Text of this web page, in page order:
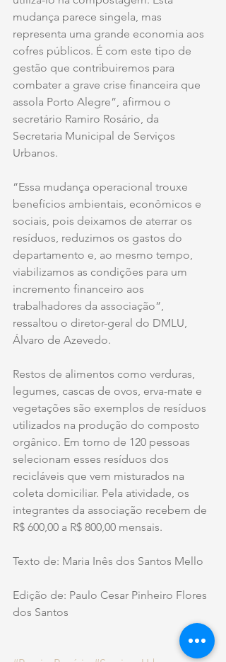
mudança parece singela, mas
representa uma grande economia aos
cofres públicos. É com este tipo de
gestão que contribuiremos para
combater a grave crise financeira que
assola Porto Alegre”, afirmou o
secretário Ramiro Rosário, da
Secretaria Municipal de Serviços
Urbanos.
“Essa mudança operacional trouxe
benefícios ambientais, econômicos e
sociais, pois deixamos de aterrar os
resíduos, reduzimos os gastos do
departamento e, ao mesmo tempo,
viabilizamos as condições para um
incremento financeiro aos
trabalhadores da associação”,
ressaltou o diretor-geral do DMLU,
Álvaro de Azevedo.
Restos de alimentos como verduras,
legumes, cascas de ovos, erva-mate e
vegetações são exemplos de resíduos
utilizados na produção do composto
orgânico. Em torno de 120 pessoas
selecionam esses resíduos dos
recicláveis que vem misturados na
coleta domiciliar. Pela atividade, os
integrantes da associação recebem de
R$ 600,00 a R$ 800,00 mensais.
Texto de: Maria Inês dos Santos Mello
Edição de: Paulo Cesar Pinheiro Flores
dos Santos